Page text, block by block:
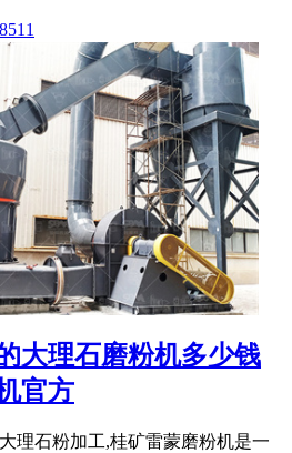
大理石磨粉机多少钱
官方
理石粉加工,桂矿雷蒙磨粉机是一